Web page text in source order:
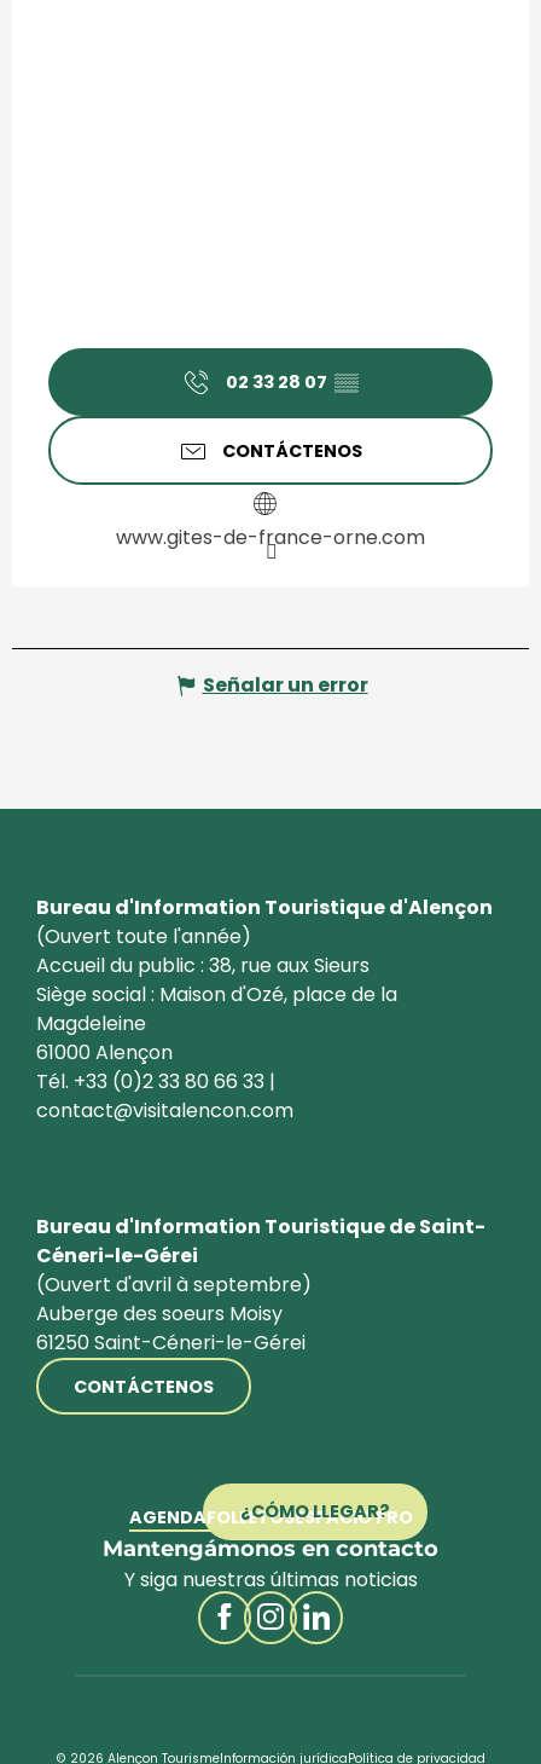
02 33 28 07 ▒▒
CONTÁCTENOS
www.gites-de-france-orne.com
Señalar un error
Bureau d'Information Touristique d'Alençon
(Ouvert toute l'année)
Accueil du public : 38, rue aux Sieurs
Siège social : Maison d'Ozé, place de la
Magdeleine
61000 Alençon
Tél. +33 (0)2 33 80 66 33 |
contact@visitalencon.com
Bureau d'Information Touristique de Saint-
Céneri-le-Gérei
(Ouvert d'avril à septembre)
Auberge des soeurs Moisy
61250 Saint-Céneri-le-Gérei
CONTÁCTENOS
¿CÓMO LLEGAR?
AGENDAFOLLETOSESPACIO PRO
Mantengámonos en contacto
Y siga nuestras últimas noticias
© 2026 Alençon TourismeInformación jurídicaPolítica de privacidad